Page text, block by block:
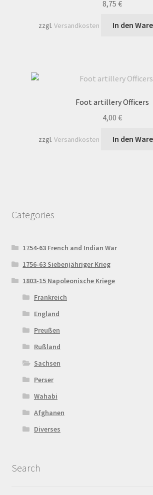
8,75 €
zzgl.Versandkosten In den
Foot artillery Officers
4,00 €
zzgl.Versandkosten In den
Categories
1754-63 French and Indian War
1756-63 Siebenjähriger Krieg
1803-15 Napoleonische Kriege
Frankreich
England
Preußen
Rußland
Sachsen
Perser
Wahabi
Afghanen
Diverses
Search